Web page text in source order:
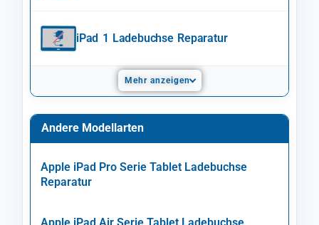
iPad 1 Ladebuchse Reparatur
Mehr anzeigen
Andere Modellarten
Apple iPad Pro Serie Tablet Ladebuchse
Reparatur